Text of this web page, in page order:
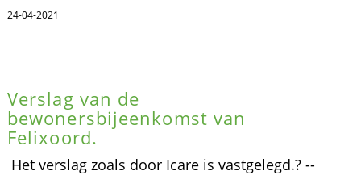
24-04-2021
Verslag van de
bewonersbijeenkomst van
Felixoord.
Het verslag zoals door Icare is vastgelegd.? --